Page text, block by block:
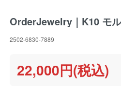
OrderJewelry｜K10 モ
2502-6830-7889
22,000円(税込)